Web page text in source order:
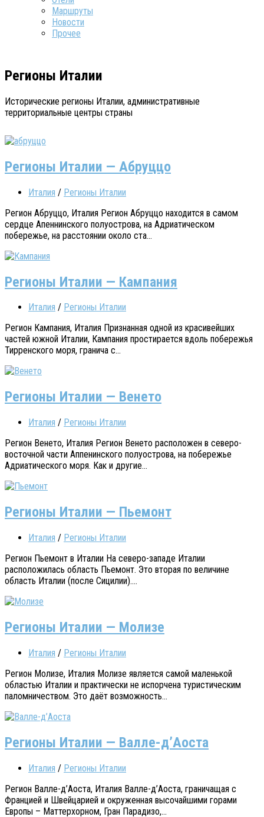
Маршруты
Новости
Прочее
Регионы Италии
Исторические регионы Италии, административные
территориальные центры страны
Регионы Италии — Абруццо
Италия / Регионы Италии
Регион Абруццо, Италия Регион Абруццо находится в самом
сердце Апеннинского полуострова, на Адриатическом
побережье, на расстоянии около ста...
Регионы Италии — Кампания
Италия / Регионы Италии
Регион Кампания, Италия Признанная одной из красивейших
частей южной Италии, Кампания простирается вдоль побережья
Тирренского моря, гранича с...
Регионы Италии — Венето
Италия / Регионы Италии
Регион Венето, Италия Регион Венето расположен в северо-
восточной части Аппенинского полуострова, на побережье
Адриатического моря. Как и другие...
Регионы Италии — Пьемонт
Италия / Регионы Италии
Регион Пьемонт в Италии На северо-западе Италии
расположилась область Пьемонт. Это вторая по величине
область Италии (после Сицилии)....
Регионы Италии — Молизе
Италия / Регионы Италии
Регион Молизе, Италия Молизе является самой маленькой
областью Италии и практически не испорчена туристическим
паломничеством. Это даёт возможность...
Регионы Италии — Валле-д’Аоста
Италия / Регионы Италии
Регион Валле-д’Аоста, Италия Валле-д’Аоста, граничащая с
Францией и Швейцарией и окруженная высочайшими горами
Европы – Маттерхорном, Гран Парадизо,...